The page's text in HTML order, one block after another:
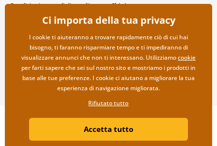
Condizioni generali di vendita e
Politica sulla privacy
Opzioni di spedizione e
pagamento
Reso della merce
Chi siamo
FAQ
Contatti
Collaborazione all’ingrosso
Copyright ©2019 © Dovido.it.
Litvanyi.sk| Negozio online creato da
Ci importa della tua privacy
I cookie ti aiuteranno a trovare rapidamente ciò di cui hai
bisogno, ti faranno risparmiare tempo e ti impediranno di
visualizzare annunci che non ti interessano. Utilizziamocookie
per farti sapere che sei sul nostro sito e mostriamo i prodotti in
base alle tue preferenze. I cookie ci aiutano a migliorare la tua
esperienza di navigazione migliorata.
Rifiutato tutto
Accetta tutto